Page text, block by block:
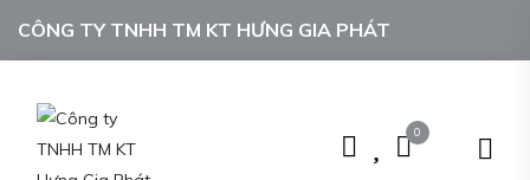
CÔNG TY TNHH TM KT HƯNG GIA PHÁT
0